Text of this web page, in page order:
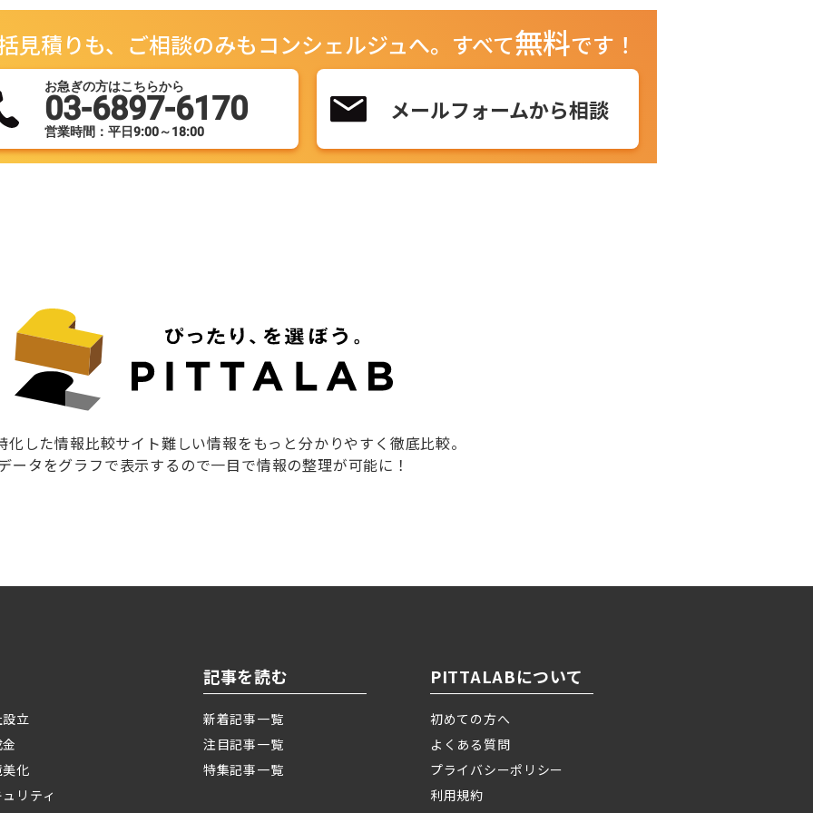
見積りも、ご相談のみもコンシェルジュへ。 すべて無料です！
お急ぎの方はこちらから
03-6897-6170
営業時間：平日9:00～18:00
メールフォームから相談
した情報比較サイト難しい情報をもっと分かりやすく徹底比較。
ータをグラフで表示するので一目で情報の整理が可能に！
立
化
リティ
記事を読む
新着記事一覧
注目記事一覧
特集記事一覧
PITTALABについて
初めての方へ
よくある質問
プライバシーポリシー
利用規約